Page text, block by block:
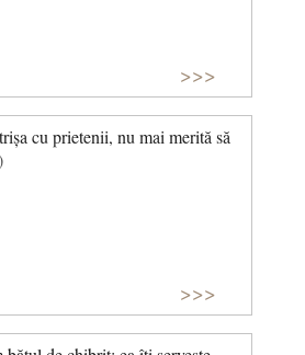
>>>
cu prietenii, nu mai merită să
>>>